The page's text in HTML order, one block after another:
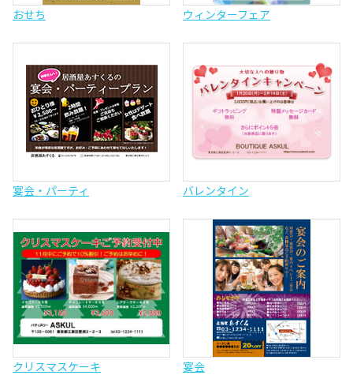
おせち ウィンターフェア
宴会・パーティ バレンタイン
クリスマスケーキ 宴会